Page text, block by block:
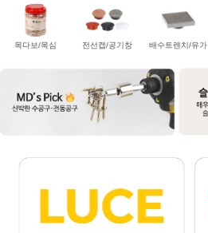
목다보/목심 전선캡/공기창 배수트렌치/유가